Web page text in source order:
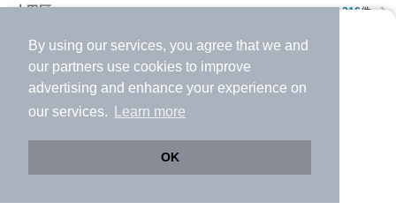
By using our services, you agree that we and
our partners use cookies to improve
advertising and enhance your experience on
our services.
Learn more
OK
より使いやすくなった
アプリで物件探ししませんか？
サクサク動く地図で物件検索
大田区 216件
渋谷区
豊島区